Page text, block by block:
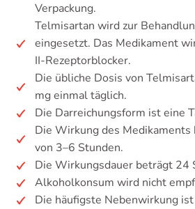
Verpackung.
Telmisartan wird zur
eingesetzt. Das Medikament
II-Rezeptorblocker.
Die übliche Dosis von
mg einmal täglich.
Die Darreichungsform ist eine
Die Wirkung des
von 3–6 Stunden.
Die Wirkungsdauer beträgt 24
Alkoholkonsum wird nicht
Die häufigste Nebenwirkung